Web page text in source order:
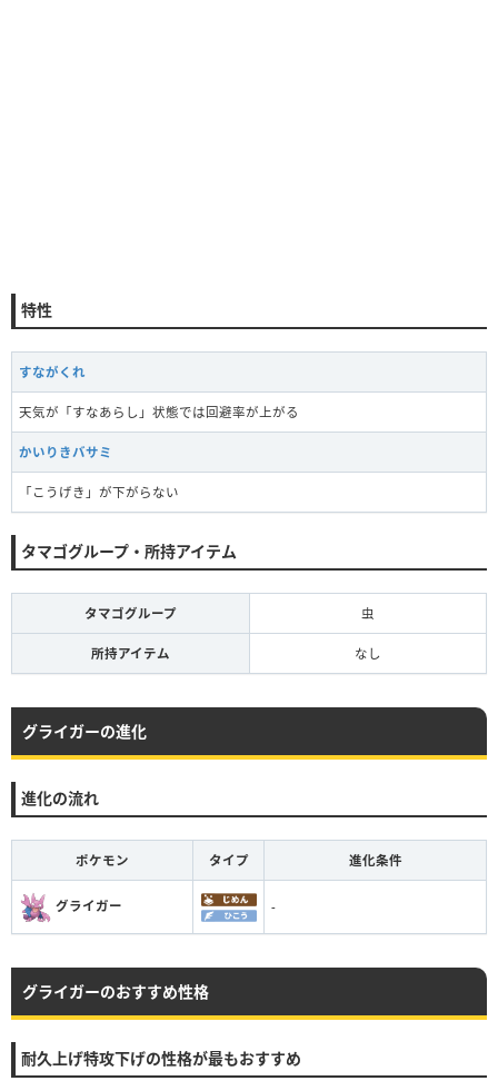
特性
すながくれ
天気が「すなあらし」状態では回避率が上がる
かいりきバサミ
「こうげき」が下がらない
タマゴグループ・所持アイテム
タマゴグループ 虫
所持アイテム なし
グライガーの進化
進化の流れ
ポケモン タイプ 進化条件
グライガー -
グライガーのおすすめ性格
耐久上げ特攻下げの性格が最もおすすめ